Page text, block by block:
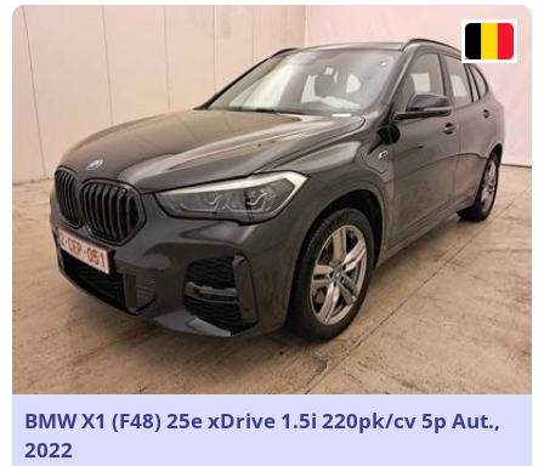
BMW X1 (F48) 25e xDrive 1.5i 220pk/cv 5p Aut.,
2022